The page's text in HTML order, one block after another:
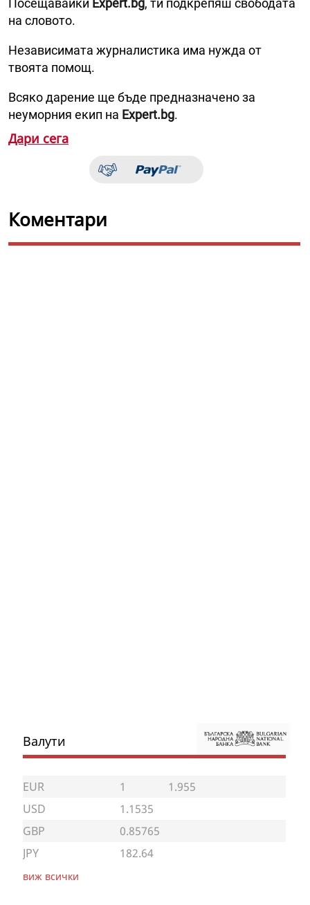
Посещавайки Expert.bg, ти подкрепяш свободата
на словото.
Независимата журналистика има нужда от
твоята помощ.
Всяко дарение ще бъде предназначено за
неуморния екип на Expert.bg.
Дари сега
Коментари
Валути
EUR 1
1.955
USD
1.1535
GBP
0.85765
JPY
182.64
виж всички